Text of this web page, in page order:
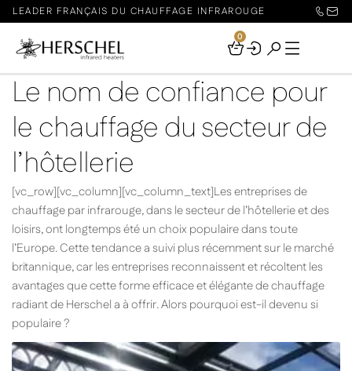
LEADER FRANÇAIS DU CHAUFFAGE INFRAROUGE
Your
0
Le nom de confiance pour
le chauffage du secteur de
l’hôtellerie
[vc_row][vc_column][vc_column_text]Les entreprises de
chauffage par infrarouge, dans le secteur de l’hôtellerie et des
loisirs, ont longtemps été un choix populaire dans toute
l’Europe. Cette tendance a suivi plus récemment sur le marché
britannique, car les entreprises reconnaissent et récoltent les
avantages que cette forme efficace et élégante de chauffage
radiant de Herschel a à offrir. Alors pourquoi est-il devenu si
populaire ?